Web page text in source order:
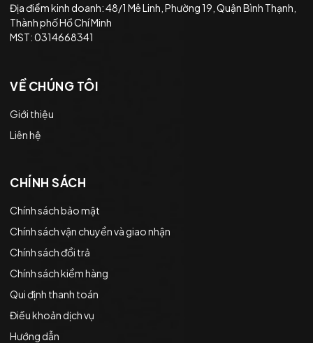
Địa điểm kinh doanh: 48/1 Mê Linh, Phường 19, Quận Bình Thạnh,
Thành phố Hồ Chí Minh
MST: 0314668341
VỀ CHÚNG TÔI
Giới thiệu
Liên hệ
CHÍNH SÁCH
Chính sách bảo mật
Chính sách vận chuyển và giao nhận
Chính sách đổi trả
Chính sách kiểm hàng
Qui định thanh toán
Điều khoản dịch vụ
Hướng dẫn